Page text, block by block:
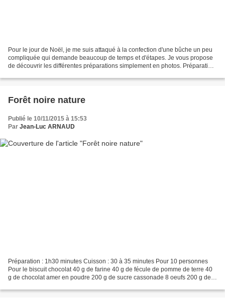
Pour le jour de Noël, je me suis attaqué à la confection d'une bûche un peu
compliquée qui demande beaucoup de temps et d'étapes. Je vous propose
de découvrir les différentes préparations simplement en photos. Préparation
Forêt noire nature
Publié le 10/11/2015 à 15:53
Par Jean-Luc ARNAUD
Préparation : 1h30 minutes Cuisson : 30 à 35 minutes Pour 10 personnes
Pour le biscuit chocolat 40 g de farine 40 g de fécule de pomme de terre 40
g de chocolat amer en poudre 200 g de sucre cassonade 8 oeufs 200 g de